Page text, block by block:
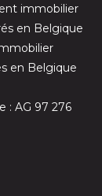
immobilier
en Belgique
en Belgique
: AG 97 276